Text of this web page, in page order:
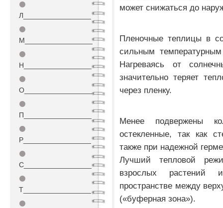
⚫
Л_________________
⚫
М_________________
⚫
Н_________________
⚫
О_________________
⚫
П_________________
⚫
Р_________________
⚫
С_________________
⚫
Т_________________
⚫
может снижаться до
Пленочные теплицы в
сильным
Нагреваясь от
значительно теряет
через пленку.
Менее подвержены
остекленные, так как
также при надежной
Лучший тепловой
взрослых растений
пространстве между
(«буферная зона»).